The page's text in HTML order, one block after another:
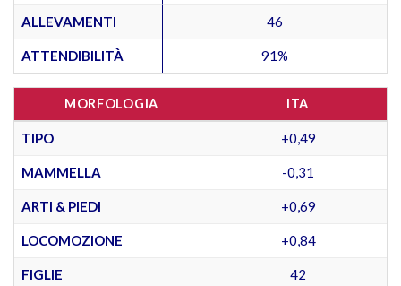
ALLEVAMENTI 46
ATTENDIBILITÀ 91%
MORFOLOGIA ITA
TIPO +0,49
MAMMELLA -0,31
ARTI & PIEDI +0,69
LOCOMOZIONE +0,84
FIGLIE 42